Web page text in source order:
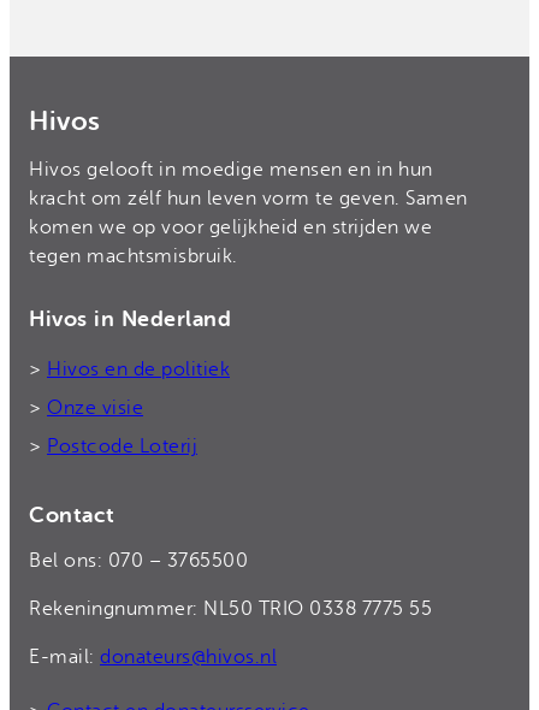
Hivos
Hivos gelooft in moedige mensen en in hun
kracht om zélf hun leven vorm te geven. Samen
komen we op voor gelijkheid en strijden we
tegen machtsmisbruik.
Hivos in Nederland
> Hivos en de politiek
> Onze visie
> Postcode Loterij
Contact
Bel ons: 070 – 3765500
Rekeningnummer: NL50 TRIO 0338 7775 55
E-mail: donateurs@hivos.nl